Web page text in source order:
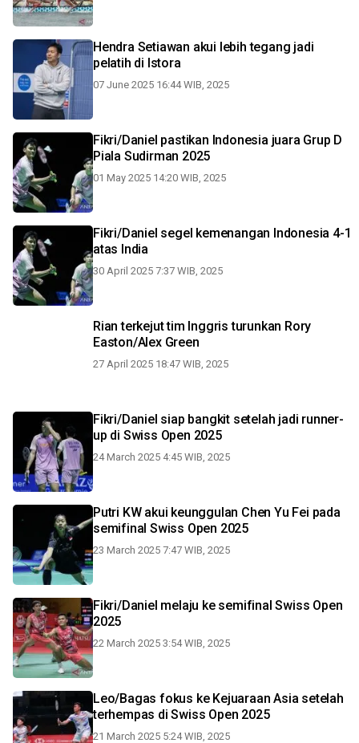
Hendra Setiawan akui lebih tegang jadi
pelatih di Istora
07 June 2025 16:44 WIB, 2025
Fikri/Daniel pastikan Indonesia juara Grup D
Piala Sudirman 2025
01 May 2025 14:20 WIB, 2025
Fikri/Daniel segel kemenangan Indonesia 4-1
atas India
30 April 2025 7:37 WIB, 2025
Rian terkejut tim Inggris turunkan Rory
Easton/Alex Green
27 April 2025 18:47 WIB, 2025
Fikri/Daniel siap bangkit setelah jadi runner-
up di Swiss Open 2025
24 March 2025 4:45 WIB, 2025
Putri KW akui keunggulan Chen Yu Fei pada
semifinal Swiss Open 2025
23 March 2025 7:47 WIB, 2025
Fikri/Daniel melaju ke semifinal Swiss Open
2025
22 March 2025 3:54 WIB, 2025
Leo/Bagas fokus ke Kejuaraan Asia setelah
terhempas di Swiss Open 2025
21 March 2025 5:24 WIB, 2025